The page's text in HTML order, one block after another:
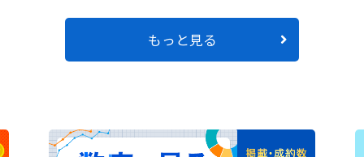
もっと見る